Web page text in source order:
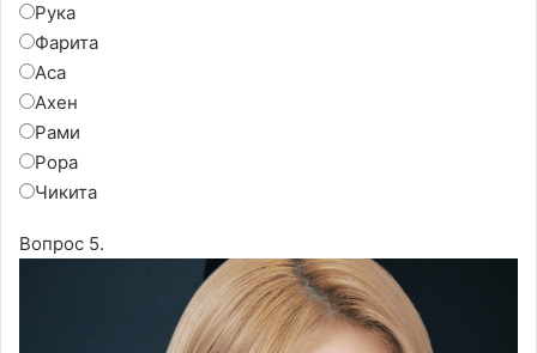
Рука
Фарита
Аса
Ахен
Рами
Рора
Чикита
Вопрос 5.